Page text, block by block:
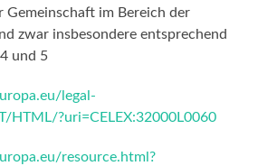
Gemeinschaft im Bereich der
zwar insbesondere entsprechend
und 5
legal-
HTML/?uri=CELEX:32000L0060
resource.html?